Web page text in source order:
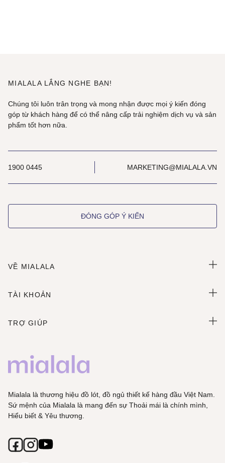
MIALALA LẮNG NGHE BẠN!
Chúng tôi luôn trân trọng và mong nhận được mọi ý kiến đóng
góp từ khách hàng để có thể nâng cấp trải nghiệm dịch vụ và sản
phẩm tốt hơn nữa.
1900 0445 MARKETING@MIALALA.VN
ĐÓNG GÓP Ý KIẾN
VỀ MIALALA
TÀI KHOẢN
TRỢ GIÚP
Mialala là thương hiệu đồ lót, đồ ngủ thiết kế hàng đầu Việt Nam.
Sứ mệnh của Mialala là mang đến sự Thoải mái là chính mình,
Hiểu biết & Yêu thương.